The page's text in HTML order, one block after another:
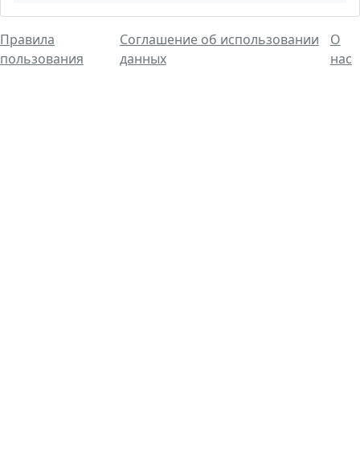
Правила
пользования
Соглашение об использовании
данных
О
нас